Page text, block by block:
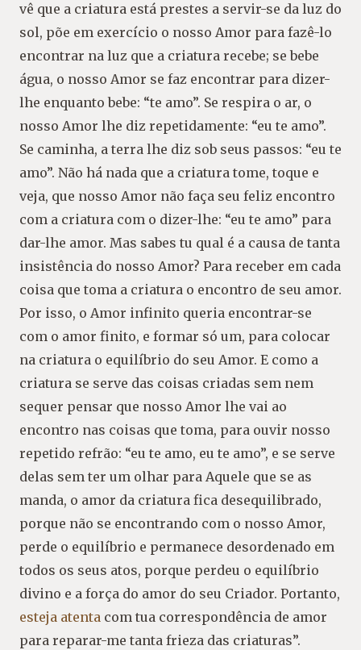
vê que a criatura está prestes a servir-se da luz do
sol, põe em exercício o nosso Amor para fazê-lo
encontrar na luz que a criatura recebe; se bebe
água, o nosso Amor se faz encontrar para dizer-
lhe enquanto bebe: “te amo”. Se respira o ar, o
nosso Amor lhe diz repetidamente: “eu te amo”.
Se caminha, a terra lhe diz sob seus passos: “eu te
amo”. Não há nada que a criatura tome, toque e
veja, que nosso Amor não faça seu feliz encontro
com a criatura com o dizer-lhe: “eu te amo” para
dar-lhe amor. Mas sabes tu qual é a causa de tanta
insistência do nosso Amor? Para receber em cada
coisa que toma a criatura o encontro de seu amor.
Por isso, o Amor infinito queria encontrar-se
com o amor finito, e formar só um, para colocar
na criatura o equilíbrio do seu Amor. E como a
criatura se serve das coisas criadas sem nem
sequer pensar que nosso Amor lhe vai ao
encontro nas coisas que toma, para ouvir nosso
repetido refrão: “eu te amo, eu te amo”, e se serve
delas sem ter um olhar para Aquele que se as
manda, o amor da criatura fica desequilibrado,
porque não se encontrando com o nosso Amor,
perde o equilíbrio e permanece desordenado em
todos os seus atos, porque perdeu o equilíbrio
divino e a força do amor do seu Criador. Portanto,
esteja atenta com tua correspondência de amor
para reparar-me tanta frieza das criaturas”.